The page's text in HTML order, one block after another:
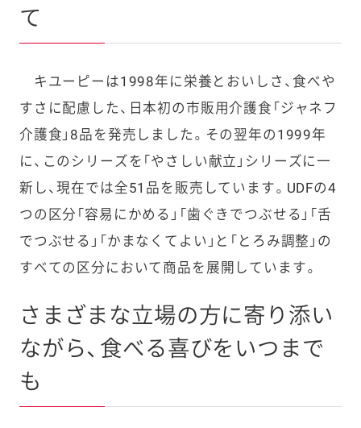
て
キユーピーは1998年に栄養とおいしさ、食べや
すさに配慮した、日本初の市販用介護食「ジャネフ
介護食」8品を発売しました。その翌年の1999年
に、このシリーズを「やさしい献立」シリーズに一
新し、現在では全51品を販売しています。UDFの4
つの区分「容易にかめる」「歯ぐきでつぶせる」「舌
でつぶせる」「かまなくてよい」と「とろみ調整」の
すべての区分において商品を展開しています。
さまざまな立場の方に寄り添い
ながら、食べる喜びをいつまで
も